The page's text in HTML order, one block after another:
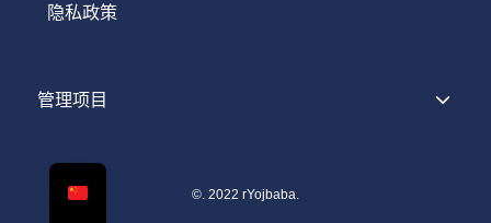
隐私政策
管理项目
©. 2022 rYojbaba.